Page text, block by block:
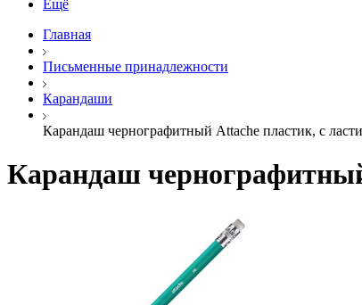
Ещё
Главная
Письменные принадлежности
Карандаши
Карандаш чернографитный Attache плаcтик, с
Карандаш